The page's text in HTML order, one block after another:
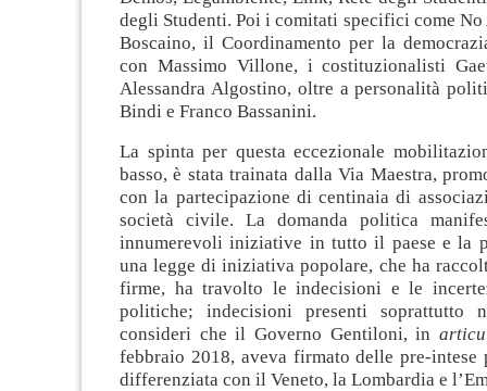
degli Studenti. Poi i comitati specifici come
Boscaino, il Coordinamento per la
con Massimo Villone, i costituzionalisti
Alessandra Algostino, oltre a personalità
Bindi e Franco Bassanini.
La spinta per questa eccezionale
basso, è stata trainata dalla Via Maestra,
con la partecipazione di centinaia di
società civile. La domanda politica
innumerevoli iniziative in tutto il paese e la
una legge di iniziativa popolare, che ha
firme, ha travolto le indecisioni e le
politiche; indecisioni presenti soprattutto
consideri che il Governo Gentiloni, in
febbraio 2018, aveva firmato delle pre-intese
differenziata con il Veneto, la Lombardia e